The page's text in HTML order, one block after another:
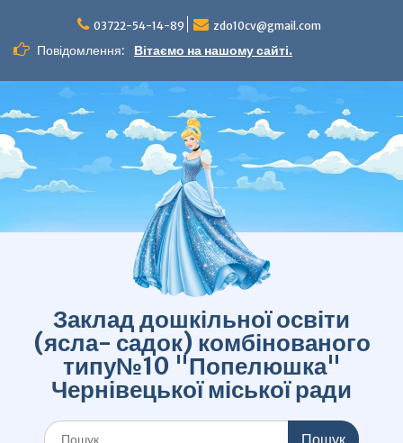
вмісту
03722-54-14-89 zdo10cv@gmail.com
Повідомлення: Вітаємо на нашому сайті.
Заклад дошкільної освіти
(ясла- садок) комбінованого
типу№10 "Попелюшка"
Чернівецької міської ради
Шукати: